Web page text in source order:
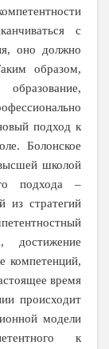
с
оно должно
образом,
подход к
Болонское
школой
подхода –
из стратегий
достижение
компетенций,
время
происходит
модели
к